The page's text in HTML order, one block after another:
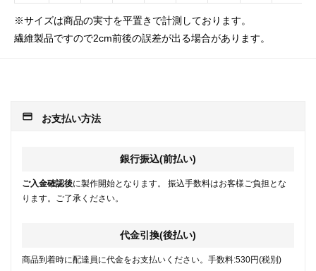
※サイズは商品の実寸を平置きで計測しております。
繊維製品ですので2cm前後の誤差が出る場合があります。
payment お支払い方法
銀行振込(前払い)
ご入金確認後に製作開始となります。 振込手数料はお客様ご負担とな
ります。ご了承ください。
代金引換(後払い)
商品到着時に配達員に代金をお支払いください。手数料:530円(税別)